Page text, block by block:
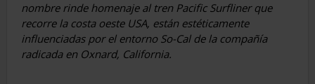
nombre rinde homenaje al tren Pacific Surfliner que
recorre la costa oeste USA, están estéticamente
influenciadas por el entorno So-Cal de la compañía
radicada en Oxnard, California.